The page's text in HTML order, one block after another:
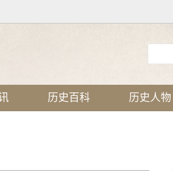
历史百科 历史人物